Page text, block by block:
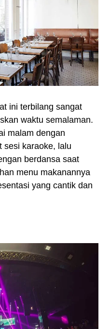
ini terbilang sangat
waktu semalaman.
malam dengan
sesi karaoke, lalu
berdansa saat
menu makanannya
yang cantik dan